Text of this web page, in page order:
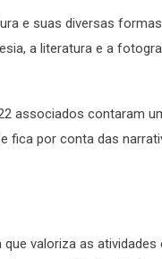
e suas diversas
a literatura e a
associados contaram
por conta das
valoriza as